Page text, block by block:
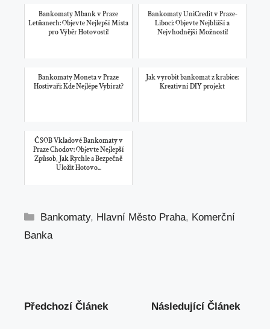
Bankomaty Mbank v Praze
Letňanech: Objevte Nejlepší Místa
pro Výběr Hotovosti!
Bankomaty UniCredit v Praze-
Liboci: Objevte Nejbližší a
Nejvhodnější Možnosti!
Bankomaty Moneta v Praze
Hostivaři: Kde Nejlépe Vybírat?
Jak vyrobit bankomat z krabice:
Kreativní DIY projekt
ČSOB Vkladové Bankomaty v
Praze Chodov: Objevte Nejlepší
Způsob, Jak Rychle a Bezpečně
Uložit Hotovo...
Rubriky
Bankomaty, Hlavní Město Praha, Komerční
Banka
Předchozí Článek Následující Článek